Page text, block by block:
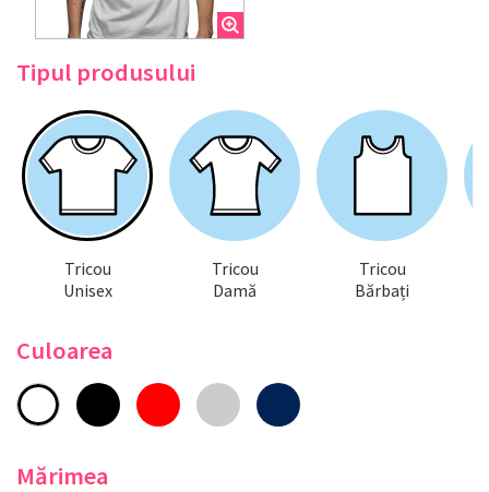
Tipul produsului
Tricou
Unisex
Tricou
Damă
Tricou
Bărbați
Culoarea
Mărimea